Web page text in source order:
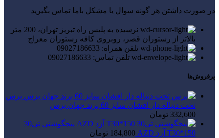
در صورت داشتن هر گونه سوال یا مشکل باما تماس بگیرید
نرسیده به پلیس راه تبریز تهران، 200 متر
بالاتر از رستوران قصر، روبروی کافه رستوران معراج
تلفن همراه: 09027186633
تلفن تماس: 09027186633
پرفروش‌ها
برس
تخت دنباله دار افشان سایز 60 برند جهان برس
332,600 تومان
پیچگوشتی تی30
T30*150 آزد AZD
184,800 تومان